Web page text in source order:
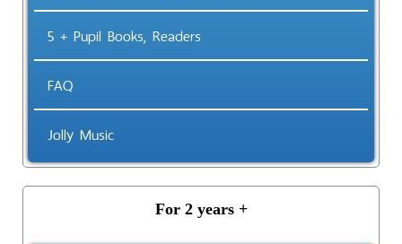
5 + Pupil Books, Readers
FAQ
Jolly Music
For 2 years +